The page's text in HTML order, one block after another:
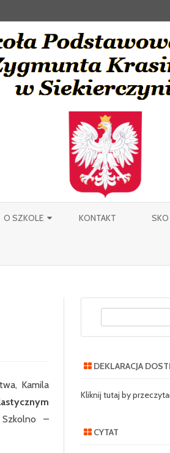
PODSTAWOWEJ NR 2 W
KLASA 1
O SZKOLE
100-LECIE SZKOŁY
KONTAKT SKO
Kamila
Szkolno –
DEKLARACJA
Kliknij tutaj by
CYTAT